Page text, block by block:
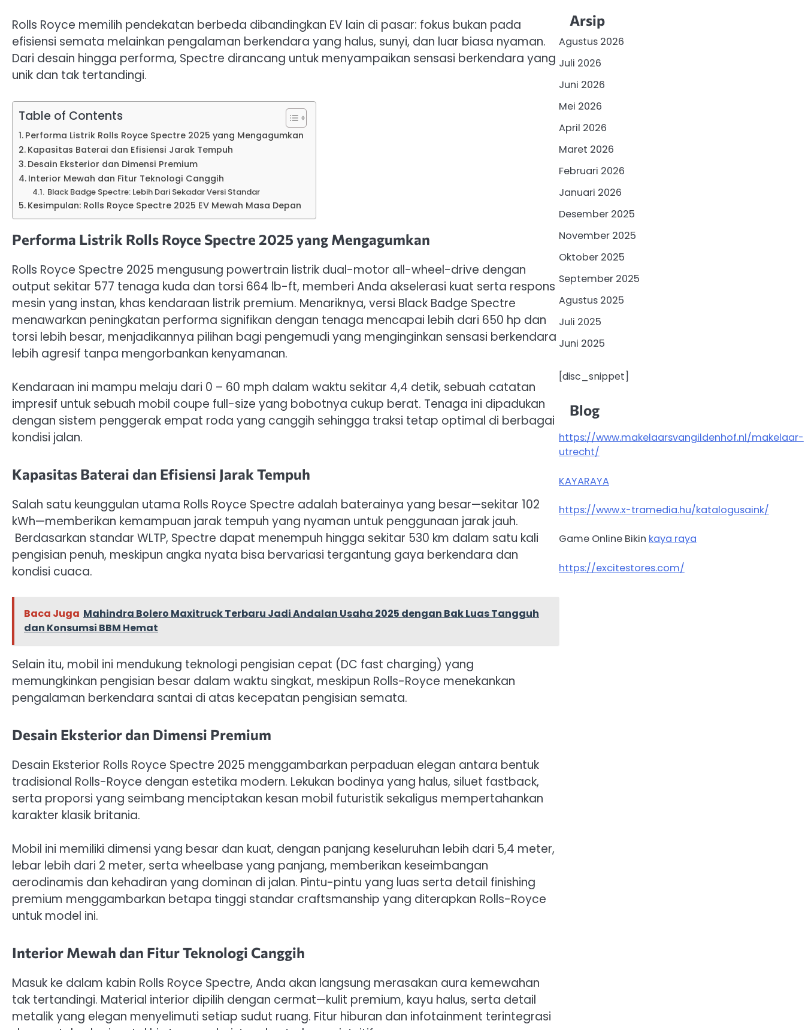
Rolls Royce memilih pendekatan berbeda dibandingkan EV lain di pasar: fokus bukan pada
efisiensi semata melainkan pengalaman berkendara yang halus, sunyi, dan luar biasa nyaman.
Dari desain hingga performa, Spectre dirancang untuk menyampaikan sensasi berkendara yang
unik dan tak tertandingi.
Table of Contents
Performa Listrik Rolls Royce Spectre 2025 yang Mengagumkan
Kapasitas Baterai dan Efisiensi Jarak Tempuh
Desain Eksterior dan Dimensi Premium
Interior Mewah dan Fitur Teknologi Canggih
Black Badge Spectre: Lebih Dari Sekadar Versi Standar
Kesimpulan: Rolls Royce Spectre 2025 EV Mewah Masa Depan
Performa Listrik Rolls Royce Spectre 2025 yang Mengagumkan
Rolls Royce Spectre 2025 mengusung powertrain listrik dual-motor all-wheel-drive dengan
output sekitar 577 tenaga kuda dan torsi 664 lb-ft, memberi Anda akselerasi kuat serta respons
mesin yang instan, khas kendaraan listrik premium. Menariknya, versi Black Badge Spectre
menawarkan peningkatan performa signifikan dengan tenaga mencapai lebih dari 650 hp dan
torsi lebih besar, menjadikannya pilihan bagi pengemudi yang menginginkan sensasi berkendara
lebih agresif tanpa mengorbankan kenyamanan.
Kendaraan ini mampu melaju dari 0 – 60 mph dalam waktu sekitar 4,4 detik, sebuah catatan
impresif untuk sebuah mobil coupe full-size yang bobotnya cukup berat. Tenaga ini dipadukan
dengan sistem penggerak empat roda yang canggih sehingga traksi tetap optimal di berbagai
kondisi jalan.
Kapasitas Baterai dan Efisiensi Jarak Tempuh
Salah satu keunggulan utama Rolls Royce Spectre adalah baterainya yang besar—sekitar 102
kWh—memberikan kemampuan jarak tempuh yang nyaman untuk penggunaan jarak jauh.
Berdasarkan standar WLTP, Spectre dapat menempuh hingga sekitar 530 km dalam satu kali
pengisian penuh, meskipun angka nyata bisa bervariasi tergantung gaya berkendara dan
kondisi cuaca.
Baca Juga Mahindra Bolero Maxitruck Terbaru Jadi Andalan Usaha 2025 dengan Bak Luas Tangguh
dan Konsumsi BBM Hemat
Selain itu, mobil ini mendukung teknologi pengisian cepat (DC fast charging) yang
memungkinkan pengisian besar dalam waktu singkat, meskipun Rolls-Royce menekankan
pengalaman berkendara santai di atas kecepatan pengisian semata.
Desain Eksterior dan Dimensi Premium
Desain Eksterior Rolls Royce Spectre 2025 menggambarkan perpaduan elegan antara bentuk
tradisional Rolls-Royce dengan estetika modern. Lekukan bodinya yang halus, siluet fastback,
serta proporsi yang seimbang menciptakan kesan mobil futuristik sekaligus mempertahankan
karakter klasik britania.
Mobil ini memiliki dimensi yang besar dan kuat, dengan panjang keseluruhan lebih dari 5,4 meter,
lebar lebih dari 2 meter, serta wheelbase yang panjang, memberikan keseimbangan
aerodinamis dan kehadiran yang dominan di jalan. Pintu-pintu yang luas serta detail finishing
premium menggambarkan betapa tinggi standar craftsmanship yang diterapkan Rolls-Royce
untuk model ini.
Interior Mewah dan Fitur Teknologi Canggih
Masuk ke dalam kabin Rolls Royce Spectre, Anda akan langsung merasakan aura kemewahan
tak tertandingi. Material interior dipilih dengan cermat—kulit premium, kayu halus, serta detail
metalik yang elegan menyelimuti setiap sudut ruang. Fitur hiburan dan infotainment terintegrasi
Arsip
Agustus 2026
Juli 2026
Juni 2026
Mei 2026
April 2026
Maret 2026
Februari 2026
Januari 2026
Desember 2025
November 2025
Oktober 2025
September 2025
Agustus 2025
Juli 2025
Juni 2025
[disc_snippet]
Blog
https://www.makelaarsvangildenhof.nl/makelaar-
utrecht/
KAYARAYA
https://www.x-tramedia.hu/katalogusaink/
Game Online Bikin kaya raya
https://excitestores.com/